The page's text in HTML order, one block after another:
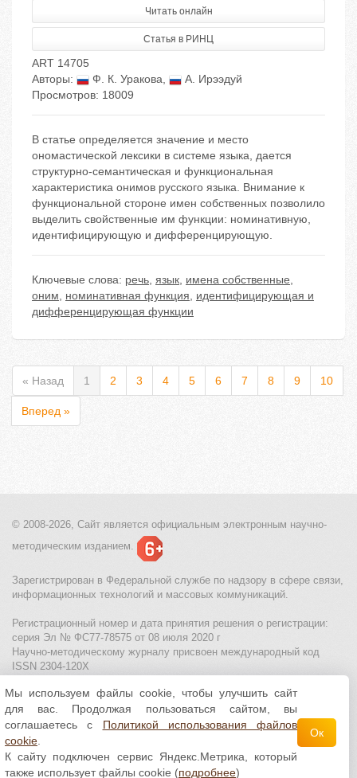
Читать онлайн
Статья в РИНЦ
ART 14705
Авторы:
Ф. К. Уракова,
А. Ирээдуй
Просмотров: 18009
В статье определяется значение и место
ономастической лексики в системе языка, дается
структурно-семантическая и функциональная
характеристика онимов русского языка. Внимание к
функциональной стороне имен собственных позволило
выделить свойственные им функции: номинативную,
идентифицирующую и дифференцирующую.
Ключевые слова: речь, язык, имена собственные,
оним, номинативная функция, идентифицирующая и
дифференцирующая функции
« Назад 1 2 3 4 5 6 7 8 9 10
Вперед »
© 2008-2026, Сайт является официальным электронным научно-
методическим изданием.
Зарегистрирован в Федеральной службе по надзору в сфере связи,
информационных технологий и массовых коммуникаций.
Регистрационный номер и дата принятия решения о регистрации:
серия Эл № ФС77-78575 от 08 июля 2020 г
Научно-методическому журналу присвоен международный код
ISSN 2304-120X
МЦИТО|Школьные олимпиады и онлайн конкурсы для детей
Политика использования файлов cookie| Политика обработки и
защиты персональных данных
Все материалы доступны полицензии Creative
Commons С указанием авторства 4.0 Всемирная
Мы используем файлы cookie, чтобы улучшить сайт
для вас. Продолжая пользоваться сайтом, вы
соглашаетесь с Политикой использования файлов
cookie
К сайту подключен сервис Яндекс.Метрика, который
также использует файлы cookie (подробнее)
Ок